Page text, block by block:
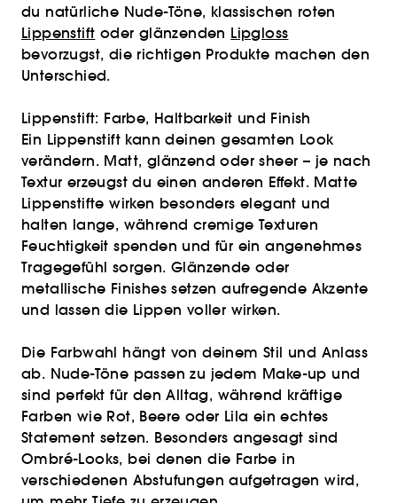
du natürliche Nude-Töne, klassischen roten
Lippenstift oder glänzenden Lipgloss
bevorzugst, die richtigen Produkte machen den
Unterschied.
Lippenstift: Farbe, Haltbarkeit und Finish
Ein Lippenstift kann deinen gesamten Look
verändern. Matt, glänzend oder sheer – je nach
Textur erzeugst du einen anderen Effekt. Matte
Lippenstifte wirken besonders elegant und
halten lange, während cremige Texturen
Feuchtigkeit spenden und für ein angenehmes
Tragegefühl sorgen. Glänzende oder
metallische Finishes setzen aufregende Akzente
und lassen die Lippen voller wirken.
Die Farbwahl hängt von deinem Stil und Anlass
ab. Nude-Töne passen zu jedem Make-up und
sind perfekt für den Alltag, während kräftige
Farben wie Rot, Beere oder Lila ein echtes
Statement setzen. Besonders angesagt sind
Ombré-Looks, bei denen die Farbe in
verschiedenen Abstufungen aufgetragen wird,